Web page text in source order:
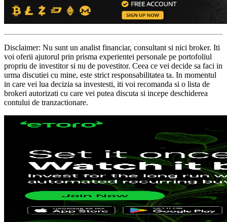
Disclaimer: Nu sunt un analist financiar, consultant si nici broker. Iti
voi oferii ajutorul prin prisma experientei personale pe portofoliul
propriu de investitor si nu de povestitor. Ceea ce vei decide sa faci in
urma discutiei cu mine, este strict responsabilitatea ta. In momentul
in care vei lua decizia sa investesti, iti voi recomanda si o lista de
brokeri autorizati cu care vei putea discuta si incepe deschiderea
contului de tranzactionare.